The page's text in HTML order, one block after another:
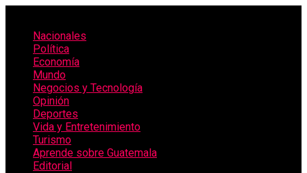
Nacionales
Política
Economía
Mundo
Negocios y Tecnología
Opinión
Deportes
Vida y Entretenimiento
Turismo
Aprende sobre Guatemala
Editorial